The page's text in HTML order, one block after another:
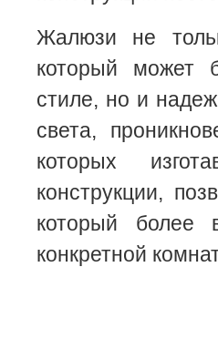
Жалюзи не
который может
стиле, но и
света,
которых
конструкции,
который более
конкретной